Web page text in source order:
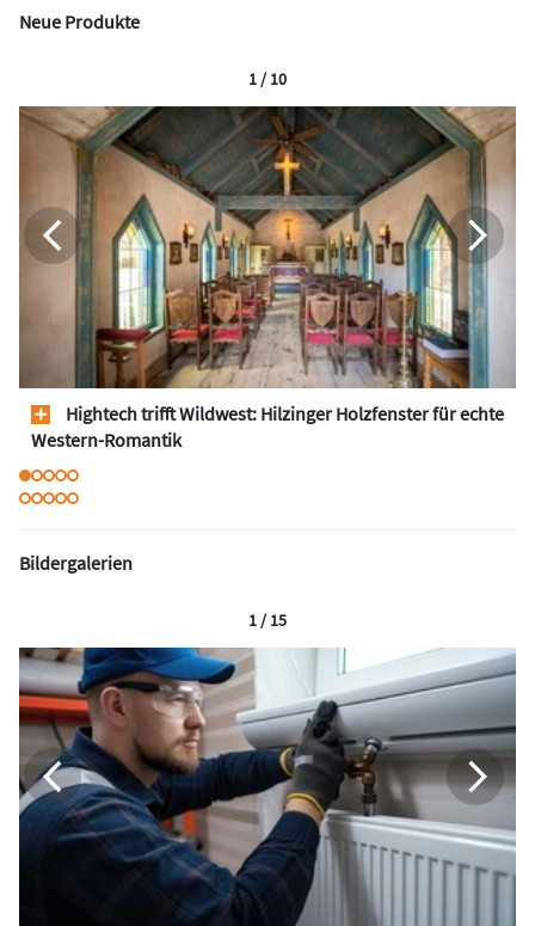
Neue Produkte
Hightech trifft Wildwest: Hilzinger Holzfenster für echte
Western-Romantik
1 / 10
Bildergalerien
1 / 15